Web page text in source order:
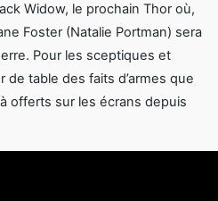
Widow, le prochain Thor où,
Foster (Natalie Portman) sera
Pour les sceptiques et
table des faits d’armes que
offerts sur les écrans depuis